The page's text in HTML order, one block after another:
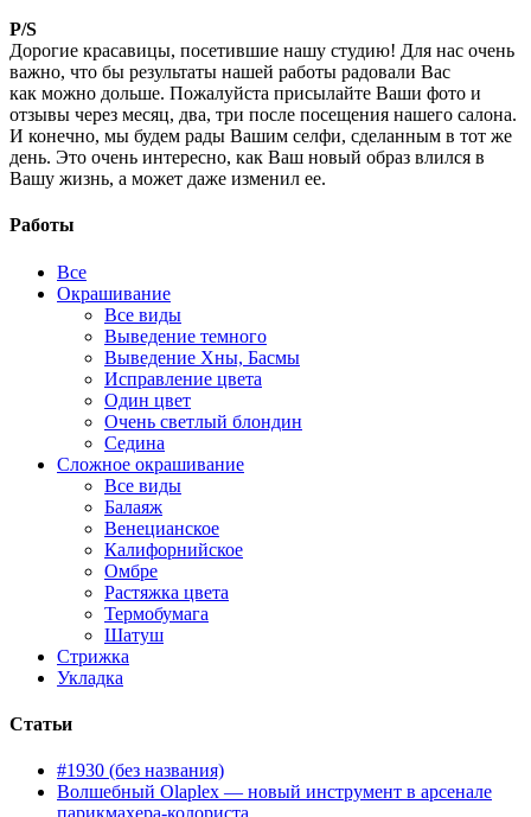
P/S
Дорогие красавицы, посетившие нашу студию! Для нас очень
важно, что бы результаты нашей работы радовали Вас
как можно дольше. Пожалуйста присылайте Ваши фото и
отзывы через месяц, два, три после посещения нашего салона.
И конечно, мы будем рады Вашим селфи, сделанным в тот же
день. Это очень интересно, как Ваш новый образ влился в
Вашу жизнь, а может даже изменил ее.
Работы
Все
Окрашивание
Все виды
Выведение темного
Выведение Хны, Басмы
Исправление цвета
Один цвет
Очень светлый блондин
Седина
Сложное окрашивание
Все виды
Балаяж
Венецианское
Калифорнийское
Омбре
Растяжка цвета
Термобумага
Шатуш
Стрижка
Укладка
Статьи
#1930 (без названия)
Волшебный Olaplex — новый инструмент в арсенале
парикмахера-колориста.